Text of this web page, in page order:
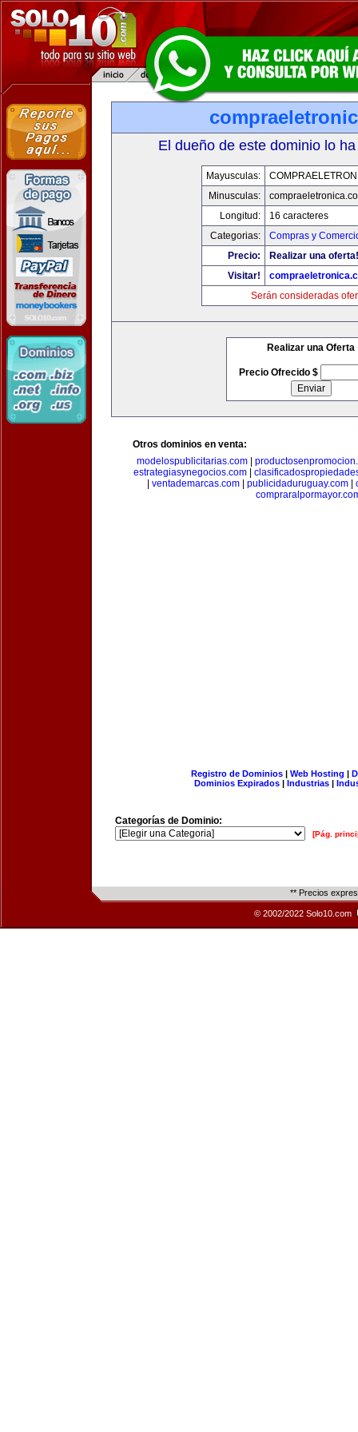
El dueño de este dominio lo
Mayusculas:
Minusculas:
Longitud:
16 caracteres
Categorias:
Compras y
Precio:
Realizar una oferta!
Visitar!
Serán consideradas
Realizar una Oferta
Precio Ofrecido $
Otros dominios en venta:
modelospublicitarias.com
estrategiasynegocios.com|
ventademarcas.com publicidaduruguay.com
Registro de Dominios| Web Hosting |
Dominios Expirados | Industrias |
Categorías de Dominio:
[Pág.
** Precios
© 2002/2022 Solo10.com